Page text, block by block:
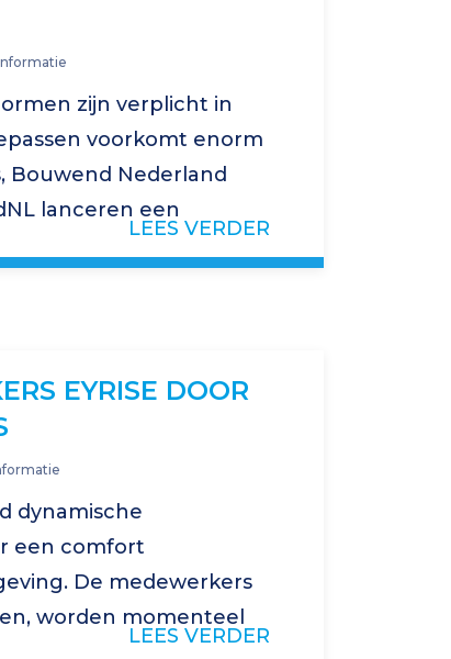
zijn verplicht in
voorkomt enorm
Bouwend Nederland
lanceren een
LEES VERDER
EYRISE DOOR
dynamische
een comfort
De medewerkers
worden momenteel
LEES VERDER